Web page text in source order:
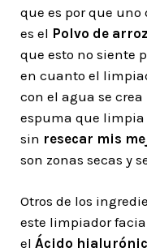
que es por que
es el Polvo de
que esto no siente
en cuanto el
con el agua se
espuma que
sin resecar mis
son zonas secas y
Otros de los
este limpiador
el Ácido